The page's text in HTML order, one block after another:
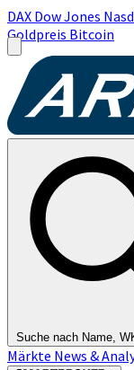
DAX Dow Jones
Goldpreis Bitcoin
Suche nach Name,
Märkte News &